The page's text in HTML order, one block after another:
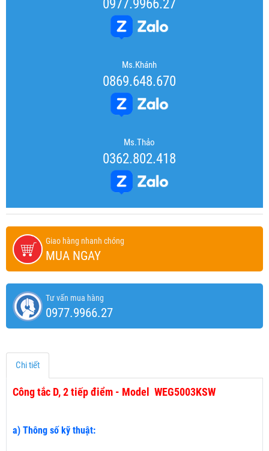
0977.9966.27
Ms.Khánh
0869.648.670
Ms.Thảo
0362.802.418
Giao hàng nhanh chóng
MUA NGAY
Tư vấn mua hàng
0977.9966.27
Chi tiết
Công tắc D, 2 tiếp điểm - Model WEG5003KSW
a) Thông số kỹ thuật: